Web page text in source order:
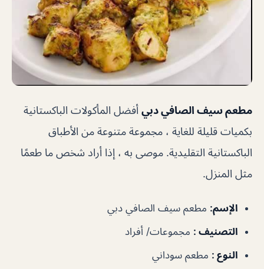
مطعم سيف الصافي دبي أفضل المأكولات الباكستانية
بكميات قليلة للغاية ، مجموعة متنوعة من الأطباق
الباكستانية التقليدية. موصى به ، إذا أراد شخص ما طعمًا
مثل المنزل.
الإسم: مطعم سيف الصافي دبي
التصنيف : مجموعات/ أفراد
النوع : مطعم سوداني